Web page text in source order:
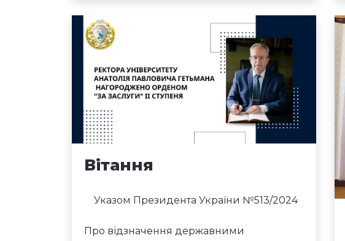
Вітання
Указом Президента України №513/2024
Про відзначення державними